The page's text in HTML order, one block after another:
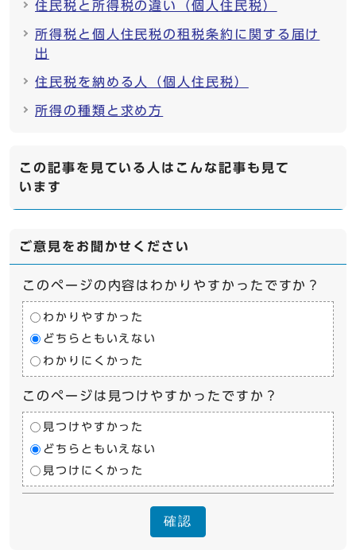
住民税と所得税の違い（個人住民税）
所得税と個人住民税の租税条約に関する届け
出
住民税を納める人（個人住民税）
所得の種類と求め方
この記事を見ている人はこんな記事も見て
います
ご意見をお聞かせください
このページの内容はわかりやすかったですか？
わかりやすかった
どちらともいえない
わかりにくかった
このページは見つけやすかったですか？
見つけやすかった
どちらともいえない
見つけにくかった
確認